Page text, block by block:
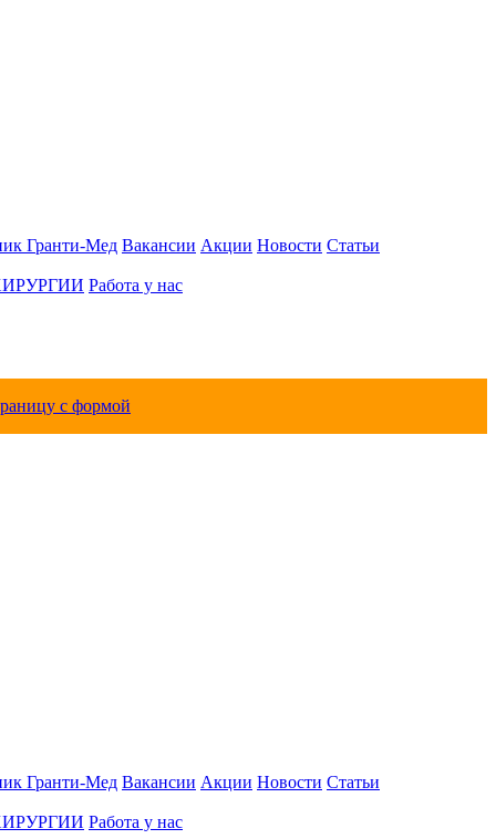
Гранти-Мед Вакансии Акции Новости Статьи
Работа у нас
с формой
Гранти-Мед Вакансии Акции Новости Статьи
Работа у нас